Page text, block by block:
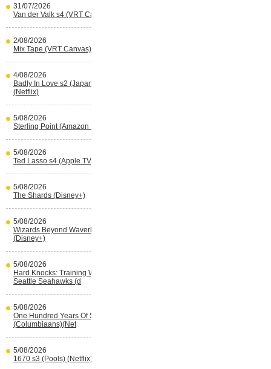
31/07/2026
Van der Valk s4 (VRT Canvas)
2/08/2026
Mix Tape (VRT Canvas)
4/08/2026
Badly In Love s2 (Japans) (reality)
(Netflix)
5/08/2026
Sterling Point (Amazon Prime Video)
5/08/2026
Ted Lasso s4 (Apple TV)
5/08/2026
The Shards (Disney+)
5/08/2026
Wizards Beyond Waverly Place s3
(Disney+)
5/08/2026
Hard Knocks: Training With The
Seattle Seahawks (d
5/08/2026
One Hundred Years Of Solitude s2
(Columbiaans)(Net
5/08/2026
1670 s3 (Pools) (Netflix)